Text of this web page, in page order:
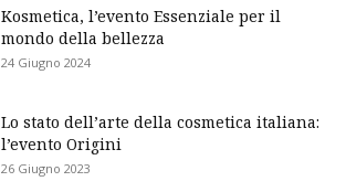
Kosmetica, l’evento Essenziale per il
mondo della bellezza
24 Giugno 2024
Lo stato dell’arte della cosmetica italiana:
l’evento Origini
26 Giugno 2023